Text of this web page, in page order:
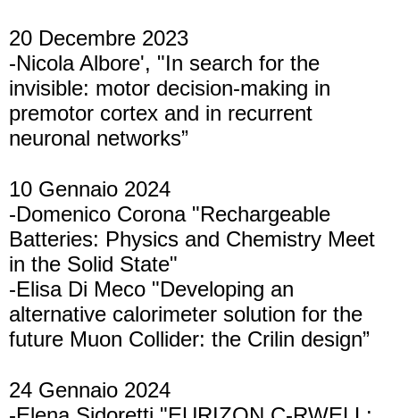
20 Decembre 2023
-Nicola Albore', "In search for the
invisible: motor decision-making in
premotor cortex and in recurrent
neuronal networks”
10 Gennaio 2024
-Domenico Corona "Rechargeable
Batteries: Physics and Chemistry Meet
in the Solid State"
-Elisa Di Meco "Developing an
alternative calorimeter solution for the
future Muon Collider: the Crilin design”
24 Gennaio 2024